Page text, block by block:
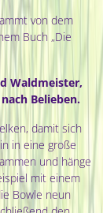
von dem
Buch „Die
Waldmeister,
Belieben.
damit sich
in eine große
und hänge
mit einem
Bowle neun